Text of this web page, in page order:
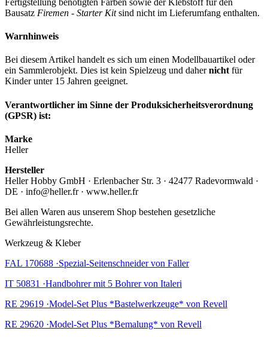
Bausatz Firemen - Starter Kitsind nicht im Lieferumfang enthalten.
Warnhinweis
Bei diesem Artikel handelt es sich um einen Modellbauartikel oder
ein Sammlerobjekt. Dies ist kein Spielzeug und dahernicht für
Kinder unter 15 Jahren geeignet.
Verantwortlicher im Sinne der Produksicherheitsverordnung
(GPSR) ist:
Marke
Heller
Hersteller
Heller Hobby GmbH · Erlenbacher Str. 3 · 42477 Radevormwald ·
DE · info@heller.fr · www.heller.fr
Bei allen Waren aus unserem Shop bestehen gesetzliche
Gewährleistungsrechte.
Werkzeug & Kleber
FAL 170688 ·Spezial-Seitenschneider von Faller
IT 50831 ·Handbohrer mit 5 Bohrer von Italeri
RE 29619 ·Model-Set Plus *Bastelwerkzeuge* von Revell
RE 29620 ·Model-Set Plus *Bemalung* von Revell